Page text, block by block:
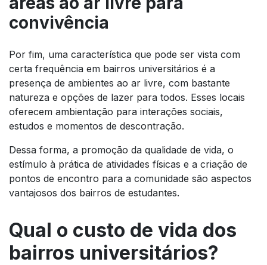
convivência
Por fim, uma característica que pode ser vista com
certa frequência em bairros universitários é a
presença de ambientes ao ar livre, com bastante
natureza e opções de lazer para todos. Esses locais
oferecem ambientação para interações sociais,
estudos e momentos de descontração.
Dessa forma, a promoção da qualidade de vida, o
estímulo à prática de atividades físicas e a criação de
pontos de encontro para a comunidade são aspectos
vantajosos dos bairros de estudantes.
Qual o custo de vida dos
bairros universitários?